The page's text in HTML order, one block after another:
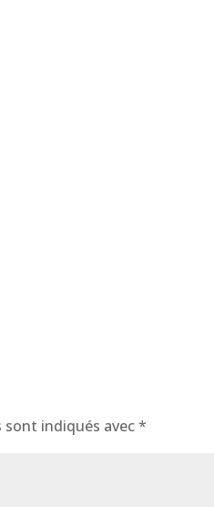
sont indiqués avec*